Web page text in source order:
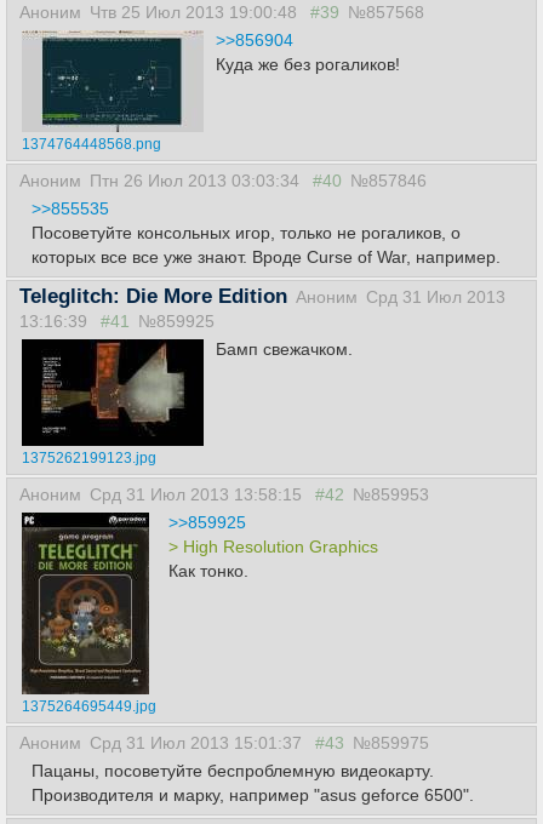
Аноним Чтв 25 Июл 2013 19:00:48 #39 №857568
1374764448568.png
>>856904
Куда же без рогаликов!
Аноним Птн 26 Июл 2013 03:03:34 #40 №857846
>>855535
Посоветуйте консольных игор, только не рогаликов, о
которых все все уже знают. Вроде Curse of War, например.
Teleglitch: Die More Edition Аноним Срд 31 Июл 2013
13:16:39
#41 №859925
1375262199123.jpg
Бамп свежачком.
Аноним Срд 31 Июл 2013 13:58:15 #42 №859953
1375264695449.jpg
>>859925
> High Resolution Graphics
Как тонко.
Аноним Срд 31 Июл 2013 15:01:37 #43 №859975
Пацаны, посоветуйте беспроблемную видеокарту.
Производителя и марку, например "asus geforce 6500".